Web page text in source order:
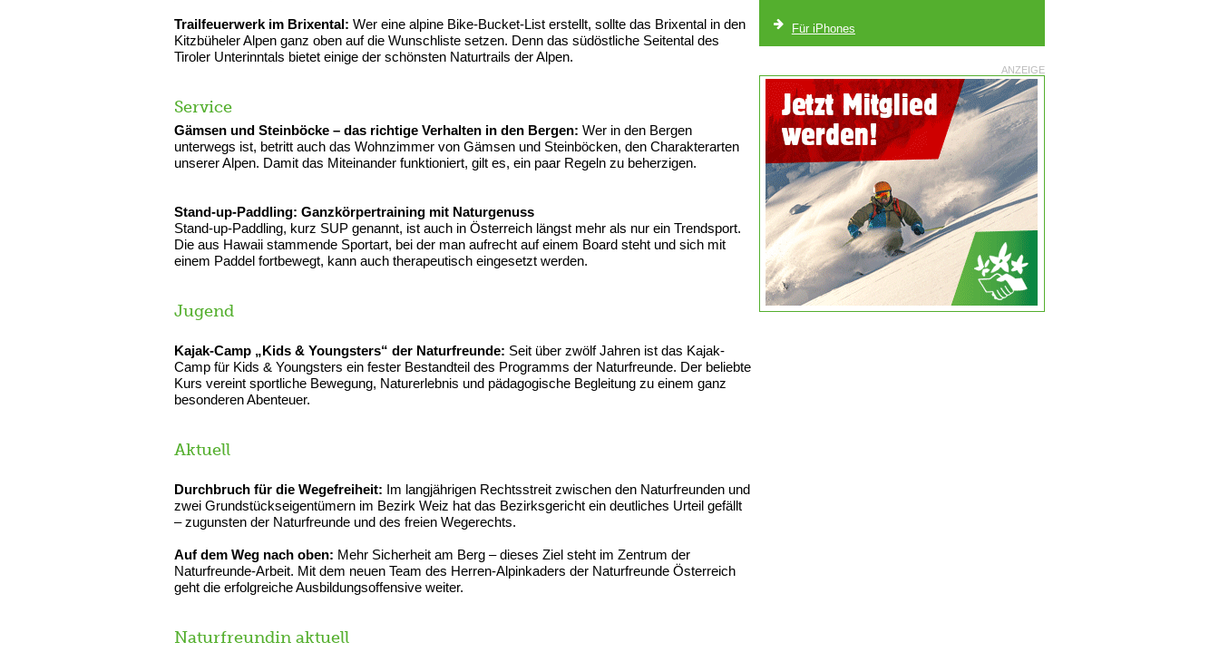
Trailfeuerwerk im Brixental: Wer eine alpine Bike-Bucket-List erstellt, sollte das Brixental in den
Kitzbüheler Alpen ganz oben auf die Wunschliste setzen. Denn das südöstliche Seitental des
Tiroler Unterinntals bietet einige der schönsten Naturtrails der Alpen.
Service
Gämsen und Steinböcke – das richtige Verhalten in den Bergen: Wer in den Bergen
unterwegs ist, betritt auch das Wohnzimmer von Gämsen und Steinböcken, den Charakterarten
unserer Alpen. Damit das Miteinander funktioniert, gilt es, ein paar Regeln zu beherzigen.
Stand-up-Paddling: Ganzkörpertraining mit Naturgenuss
Stand-up-Paddling, kurz SUP genannt, ist auch in Österreich längst mehr als nur ein Trendsport.
Die aus Hawaii stammende Sportart, bei der man aufrecht auf einem Board steht und sich mit
einem Paddel fortbewegt, kann auch therapeutisch eingesetzt werden.
Jugend
Kajak-Camp „Kids & Youngsters“ der Naturfreunde: Seit über zwölf Jahren ist das Kajak-
Camp für Kids & Youngsters ein fester Bestandteil des Programms der Naturfreunde. Der beliebte
Kurs vereint sportliche Bewegung, Naturerlebnis und pädagogische Begleitung zu einem ganz
besonderen Abenteuer.
Aktuell
Durchbruch für die Wegefreiheit: Im langjährigen Rechtsstreit zwischen den Naturfreunden und
zwei Grundstückseigentümern im Bezirk Weiz hat das Bezirksgericht ein deutliches Urteil gefällt
– zugunsten der Naturfreunde und des freien Wegerechts.
Auf dem Weg nach oben: Mehr Sicherheit am Berg – dieses Ziel steht im Zentrum der
Naturfreunde-Arbeit. Mit dem neuen Team des Herren-Alpinkaders der Naturfreunde Österreich
geht die erfolgreiche Ausbildungsoffensive weiter.
Naturfreundin aktuell
Für iPhones
ANZEIGE